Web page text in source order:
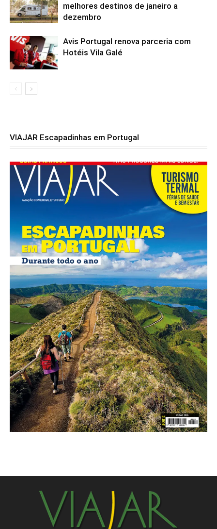
melhores destinos de janeiro a
dezembro
Avis Portugal renova parceria com
Hotéis Vila Galé
VIAJAR Escapadinhas em Portugal